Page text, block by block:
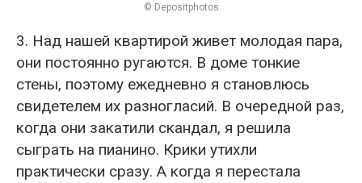
© Depositphotos
3. Над нашей квартирой живет молодая пара,
они постоянно ругаются. В доме тонкие
стены, поэтому ежедневно я становлюсь
свидетелем их разногласий. В очередной раз,
когда они закатили скандал, я решила
сыграть на пианино. Крики утихли
практически сразу. А когда я перестала